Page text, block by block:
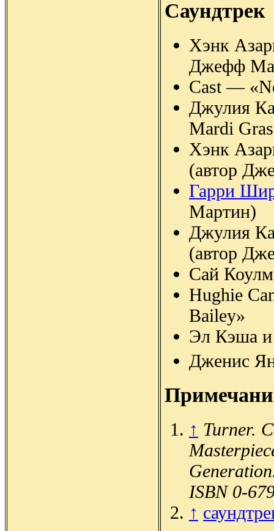
Саундтрек
Хэнк
Джефф
Cast —
Джулия
Mardi
Хэнк
(автор
Гарри
Мартин)
Джулия
(автор
Сай
Hughie
Bailey»
Эл Кэша
Дженис
↑ Turner.
ISBN 0-
↑